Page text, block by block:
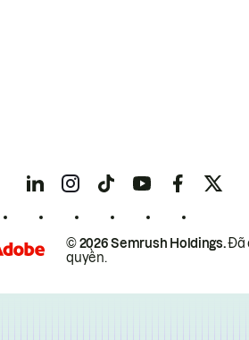
© 2026 Semrush Holdings.Đã
quyền.